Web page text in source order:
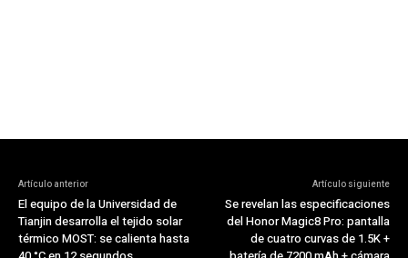
Artículo anterior
El equipo de la Universidad de
Tianjin desarrolla el tejido solar
térmico MOST: se calienta hasta
Artículo siguiente
Se revelan las especificaciones
del Honor Magic8 Pro: pantalla
de cuatro curvas de 1.5K +